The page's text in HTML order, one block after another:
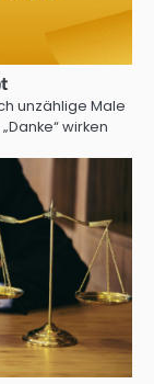
unzählige Male
wirken